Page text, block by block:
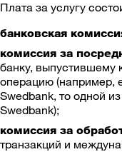
Плата за услугу
банковская
комиссия за
банку, выпустившему
операцию (например,
Swedbank, то одной
Swedbank);
комиссия за
транзакций и